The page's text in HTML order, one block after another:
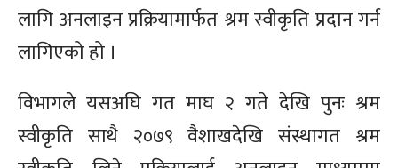
लागि अनलाइन प्रक्रियामार्फत श्रम स्वीकृति प्रदान गर्न
लागिएको हो ।
विभागले यसअघि गत माघ २ गते देखि पुनः श्रम
स्वीकृति साथै २०७९ वैशाखदेखि संस्थागत श्रम